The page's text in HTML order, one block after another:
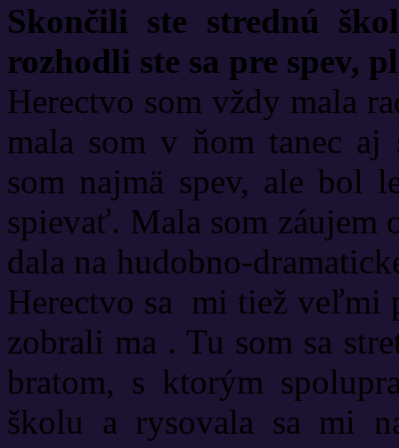
Skončili ste strednú
rozhodli ste sa pre spev,
Herectvo som vždy mala
mala som v ňom tanec aj
som najmä spev, ale bol
spievať. Mala som záujem
dala na hudobno-
Herectvo sa mi tiež veľmi
zobrali ma . Tu som sa
bratom, s ktorým
školu a rysovala sa mi